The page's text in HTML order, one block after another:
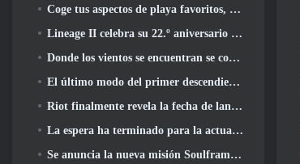
Coge tus aspectos de playa favoritos, Los juegos de verano han regresado a Overwatch
Lineage II celebra su 22.º aniversario con un álbum en vinilo de edición coleccionista
Donde los vientos se encuentran se convierte en una versión “Eastern Steampunk” 2.0
El último modo del primer descendiente reúne las difíciles batallas de intercepción del vacío y las profundidades
Riot finalmente revela la fecha de lanzamiento del modo clásico de League Of Legends
La espera ha terminado para la actualización de alojamiento para grandes jugadores de RuneScape
Se anuncia la nueva misión Soulframe Fable